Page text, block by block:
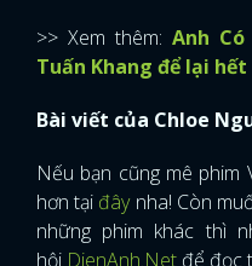
>> Xem thêm: Anh
Tuấn Khang để lại
Bài viết của Chloe
Nếu bạn cũng mê
hơn tại đâynha! Còn
những phim khác thì
hội DienAnh.Net để đọc